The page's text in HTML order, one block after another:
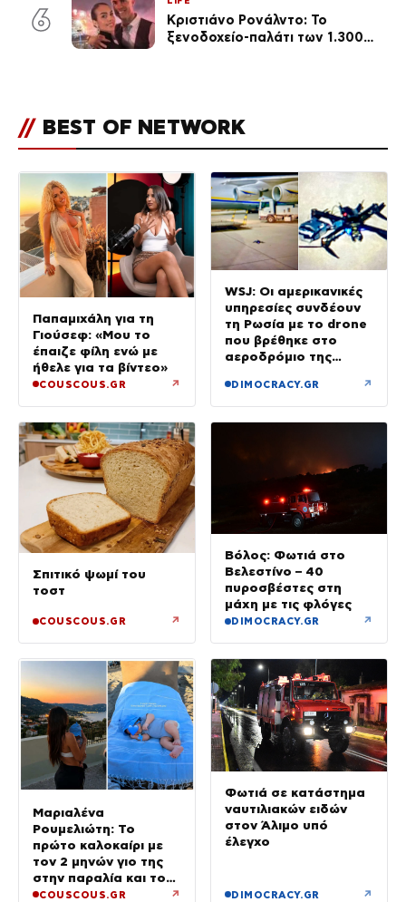
6
Κριστιάνο Ρονάλντο: Το
ξενοδοχείο-παλάτι των 1.300
// BEST OF NETWORK
Παπαμιχάλη για τη
Γιούσεφ: «Μου το
έπαιζε φίλη ενώ με
ήθελε για τα βίντεο»
COUSCOUS.GR ↗
WSJ: Οι αμερικανικές
υπηρεσίες συνδέουν
τη Ρωσία με το drone
που βρέθηκε στο
αεροδρόμιο της
DIMOCRACY.GR ↗
Σπιτικό ψωμί του
τοστ
COUSCOUS.GR ↗
Βόλος: Φωτιά στο
Βελεστίνο – 40
πυροσβέστες στη
μάχη με τις φλόγες
DIMOCRACY.GR ↗
Μαριαλένα
Ρουμελιώτη: Το
πρώτο καλοκαίρι με
τον 2 μηνών γιο της
στην παραλία και το
τρυφερό βίντεο
COUSCOUS.GR ↗
Φωτιά σε κατάστημα
ναυτιλιακών ειδών
στον Άλιμο υπό
έλεγχο
DIMOCRACY.GR ↗